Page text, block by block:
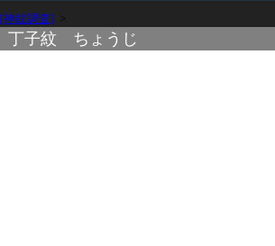
[神紋調査]
丁子紋 ちょうじ